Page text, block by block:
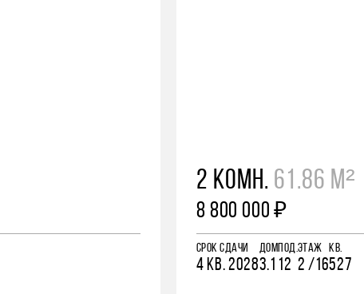
2 КОМН. 61.86 М²
8 800 000 ₽
СРОК СДАЧИ
4 КВ. 2028
ДОМ
3.1
ПОД.
12
ЭТАЖ
2 /16
КВ.
527